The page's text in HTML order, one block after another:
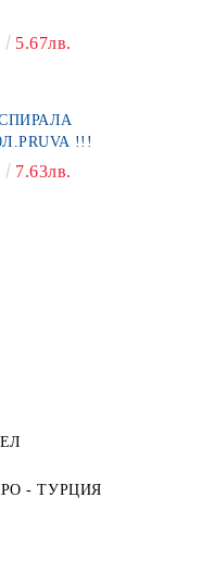
5.67лв.
МЕТЕКСАН 120Л.PRUVA !!!
7.63лв.
- ТУРЦИЯ